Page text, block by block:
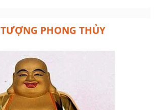
TƯỢNG PHONG THỦY